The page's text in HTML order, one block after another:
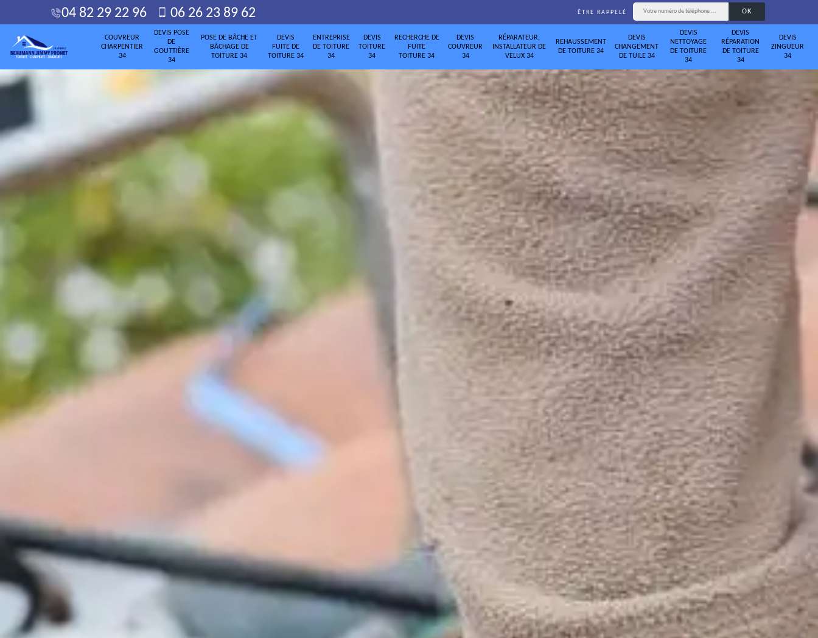
04 82 29 22 96 06 26 23 89 62 ÊTRE RAPPELÉ
COUVREUR
CHARPENTIER
34
DEVIS POSE
DE
GOUTTIÈRE
34
POSE DE BÂCHE ET
BÂCHAGE DE
TOITURE 34
DEVIS
FUITE DE
TOITURE 34
ENTREPRISE
DE TOITURE
34
DEVIS
TOITURE
34
RECHERCHE DE
FUITE
TOITURE 34
DEVIS
COUVREUR
34
RÉPARATEUR,
INSTALLATEUR DE
VELUX 34
REHAUSSEMENT
DE TOITURE 34
DEVIS
CHANGEMENT
DE TUILE 34
DEVIS
NETTOYAGE
DE TOITURE
34
DEVIS
RÉPARATION
DE TOITURE
34
DEVIS
ZINGUEUR
34